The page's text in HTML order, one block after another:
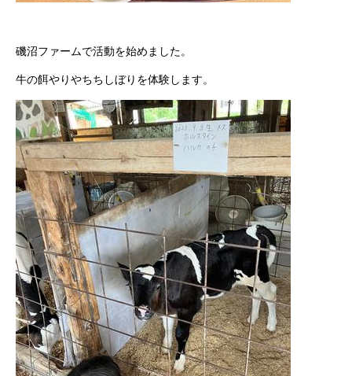
磯沼ファームで活動を始めました。
牛の餌やりやちちしぼりを体験します。